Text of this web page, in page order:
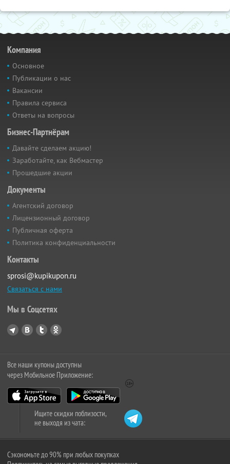
Компания
Основное
Публикации о нас
Вакансии
Правила сервиса
Ответы на вопросы
Бизнес-Партнёрам
Давайте сделаем акцию!
Заработайте, как Вебмастер
Прошедшие акции
Документы
Агентский договор
Лицензионный договор
Публичная оферта
Политика конфиденциальности
Контакты
sprosi@kupikupon.ru
Связаться с нами
Мы в Соцсетях
Все наши купоны доступны
через Мобильное Приложение:
Ищите скидки поблизости,
не выходя из чата:
Сэкономьте до 90% при любых покупках